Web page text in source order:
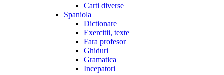
Carti diverse
Spaniola
Dictionare
Exercitii, texte
Fara profesor
Ghiduri
Gramatica
Incepatori